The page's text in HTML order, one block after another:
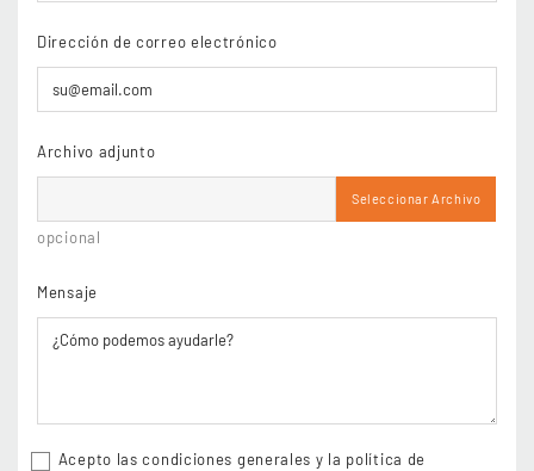
Dirección de correo electrónico
Archivo adjunto
Seleccionar Archivo
opcional
Mensaje
Acepto las condiciones generales y la política de